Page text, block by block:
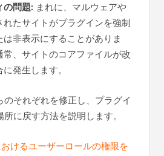
の問題: まれに、マルウェアや
れたサイトがプラグインを強制
は非表示にすることがありま
常、サイトのコアファイルが改
発生します。
それぞれを修正し、プラグイ
に戻す方法を説明します。
けるユーザーロールの権限を